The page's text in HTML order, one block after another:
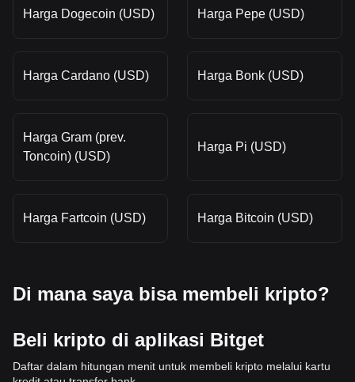
Harga Dogecoin (USD) Harga Pepe (USD)
Harga Cardano (USD) Harga Bonk (USD)
Harga Gram (prev.
Toncoin) (USD)
Harga Pi (USD)
Harga Fartcoin (USD) Harga Bitcoin (USD)
Di mana saya bisa membeli kripto?
Beli kripto di aplikasi Bitget
Daftar dalam hitungan menit untuk membeli kripto melalui kartu